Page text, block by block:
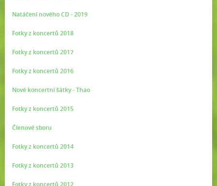
Natáčení nového CD - 2019
Fotky z koncertů 2018
Fotky z koncertů 2017
Fotky z koncertů 2016
Nové koncertní šátky - Thao
Fotky z koncertů 2015
Členové sboru
Fotky z koncertů 2014
Fotky z koncertů 2013
Fotky z koncertů 2012